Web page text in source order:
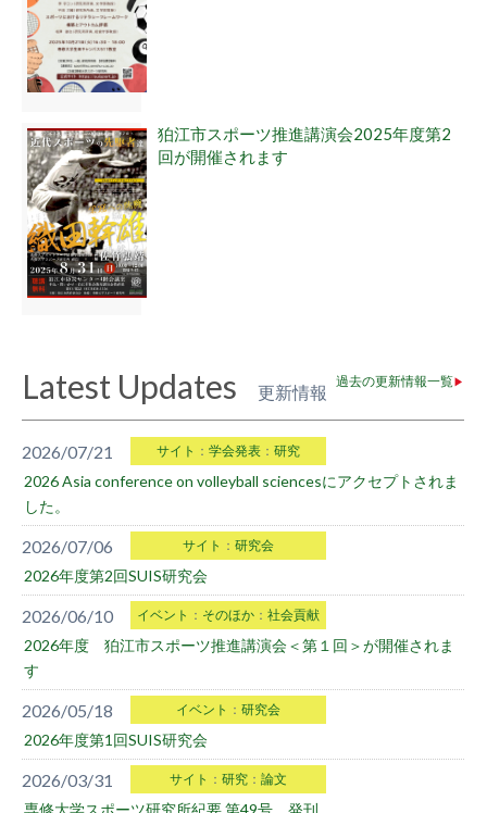
狛江市スポーツ推進講演会2025年度第2
回が開催されます
Latest Updates 更新情報
過去の更新情報一覧▶
2026/07/21 サイト ： 学会発表 ： 研究
2026 Asia conference on volleyball sciencesにアクセプトされま
した。
2026/07/06 サイト ： 研究会
2026年度第2回SUIS研究会
2026/06/10 イベント ： そのほか ： 社会貢献
2026年度 狛江市スポーツ推進講演会＜第１回＞が開催されま
す
2026/05/18 イベント ： 研究会
2026年度第1回SUIS研究会
2026/03/31 サイト ： 研究 ： 論文